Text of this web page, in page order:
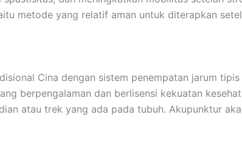
metode yang relatif aman untuk diterapkan
Cina dengan sistem penempatan jarum
berpengalaman dan berlisensi kekuatan
atau trek yang ada pada tubuh. Akupunktur